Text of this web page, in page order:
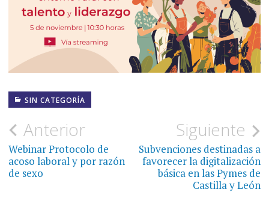
SIN CATEGORÍA
Navegación
de
entradas
Anterior
Webinar Protocolo de
acoso laboral y por razón
de sexo
Siguiente
Subvenciones destinadas a
favorecer la digitalización
básica en las Pymes de
Castilla y León